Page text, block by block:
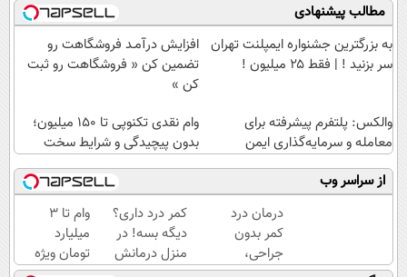
مطالب پیشنهادی
به بزرگترین جشنواره ایمپلنت تهران
سر بزنید ! | فقط ۲۵ میلیون !
افزایش درآمـد فروشگاهت رو
تضمین کن « فروشگاهت رو ثبت
کن »
والکس: پلتفرم پیشرفته برای
معامله و سرمایه‌گذاری ایمن
وام نقدی تکنوپی تا ۱۵۰ میلیون؛
بدون پیچیدگی و شرایط سخت
از سراسر وب
درمان درد
کمر بدون
جراحی،
کمر درد داری؟
دیگه بسه! در
منزل درمانش
وام تا ۳
میلیارد
تومان ویژه